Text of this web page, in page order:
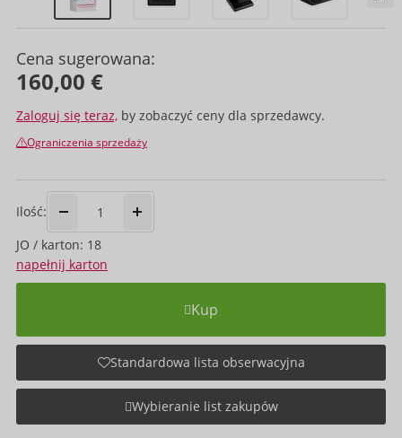
Cena sugerowana:
160,00 €
Zaloguj się teraz, by zobaczyć ceny dla sprzedawcy.
Ograniczenia sprzedaży
Ilość:
JO / karton: 18
napełnij karton
Kup
Standardowa lista obserwacyjna
Wybieranie list zakupów